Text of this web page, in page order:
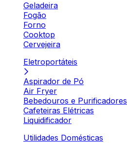
Geladeira
Fogão
Forno
Cooktop
Cervejeira
Eletroportáteis
Aspirador de Pó
Air Fryer
Bebedouros e Purificadores
Cafeteiras Elétricas
Liquidificador
Utilidades Domésticas